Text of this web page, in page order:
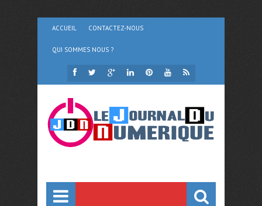
ACCUEIL CONTACTEZ-NOUS
QUI SOMMES NOUS ?